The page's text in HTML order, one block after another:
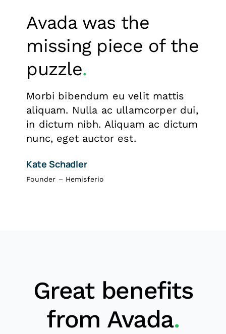
Avada was the
missing piece of the
puzzle.
Morbi bibendum eu velit mattis
aliquam. Nulla ac ullamcorper dui,
in dictum nibh. Aliquam ac dictum
nunc, eget auctor est.
Kate Schadler
Founder – Hemisferio
Great benefits
from Avada.